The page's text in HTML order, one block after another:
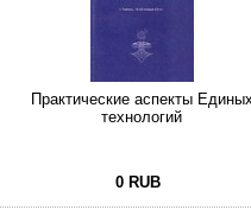
Практические аспекты
технологий
0 RUB